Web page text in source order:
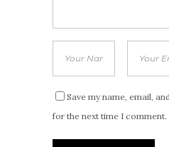
Save my name, email,
for the next time I comment.